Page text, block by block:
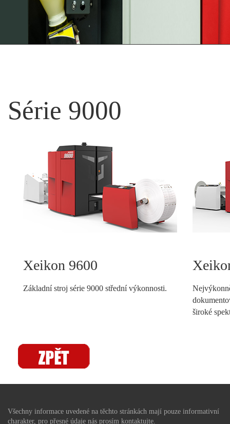
Série 9000
Xeikon 9600
Základní stroj série 9000 střední výkonnosti.
široké
Všechny informace uvedené na těchto stránkách mají pouze informativní
charakter, pro přesné údaje nás prosím kontaktujte.